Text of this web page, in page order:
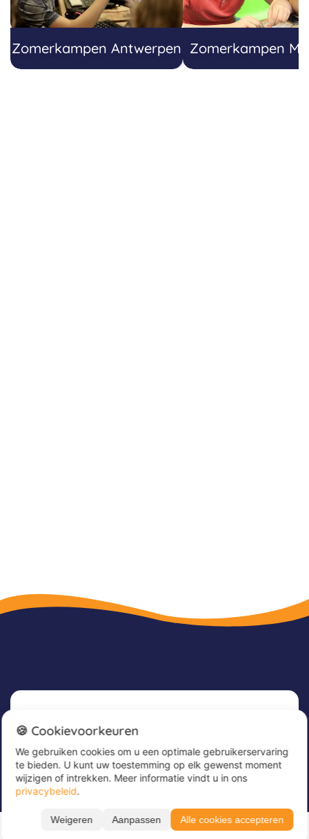
09.08. – 14.08.26
BOEK NU
Zomerkampen Antwerpen Zomerkampen
Nieuwsbrief
Meld u nu aan voor onze nieuwsbrief om
geweldige aanbiedingen te ontvangen en op de
hoogte te blijven!
Voer hier uw e-mailadres in*
🍪 Cookievoorkeuren
We gebruiken cookies om u een optimale gebruikerservaring
te bieden. U kunt uw toestemming op elk gewenst moment
wijzigen of intrekken. Meer informatie vindt u in ons
privacybeleid.
Weigeren Aanpassen Alle cookies accepteren